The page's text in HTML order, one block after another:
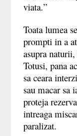
viata.”
Toata lumea
prompti in a
asupra
Totusi, pana
sa ceara
sau macar sa
proteja
intreaga
paralizat.